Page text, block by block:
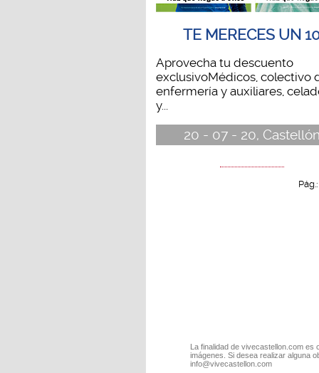
TE MERECES UN
Aprovecha tu descuento
exclusivoMédicos, colectivo
enfermería y auxiliares,
y...
20 - 07 - 20,
La finalidad de vivecastellon.com
imágenes. Si desea realizar alguna
info@vivecastellon.com